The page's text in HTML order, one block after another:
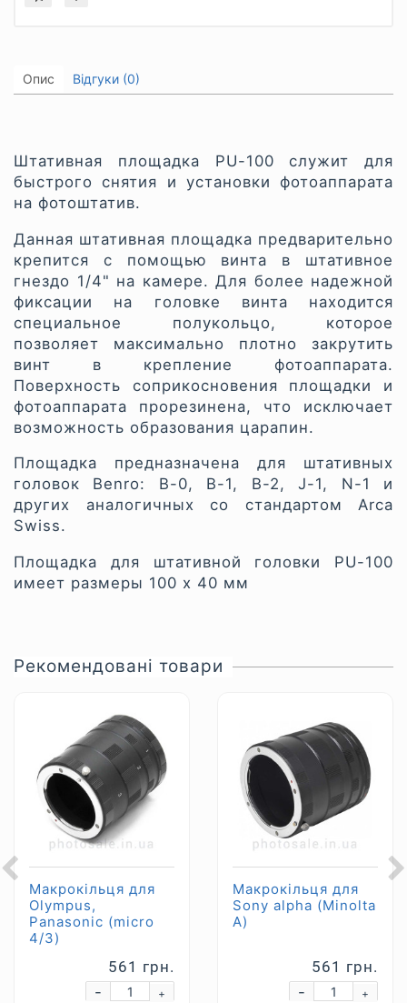
Опис Відгуки (0)
Штативная площадка PU-100 служит для
быстрого снятия и установки фотоаппарата
на фотоштатив.
Данная штативная площадка предварительно
крепится с помощью винта в штативное
гнездо 1/4" на камере. Для более надежной
фиксации на головке винта находится
специальное полукольцо, которое
позволяет максимально плотно закрутить
винт в крепление фотоаппарата.
Поверхность соприкосновения площадки и
фотоаппарата прорезинена, что исключает
возможность образования царапин.
Площадка предназначена для штативных
головок Benro: B-0, B-1, B-2, J-1, N-1 и
других аналогичных со стандартом Arca
Swiss.
Площадка для штативной головки PU-100
имеет размеры 100 х 40 мм
Рекомендовані товари
Макрокільця для
Olympus,
Panasonic (micro
4/3)
561 грн.
+
-
Макрокільця для
Sony alpha (Minolta
A)
561 грн.
+
-